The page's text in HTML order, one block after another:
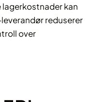
kan
reduserer
over